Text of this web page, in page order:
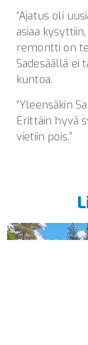
“Ajatus oli
asiaa
remontti on
Sadesäällä ei
kuntoa.
“Yleensäkin
Erittäin hyvä
vietiin pois.”